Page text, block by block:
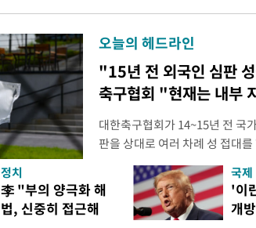
오늘의 헤드라인
"15년 전 외국인 심판
축구협회 "현재는 내부
대한축구협회가 14~15년 전 국
판을 상대로 여러 차례 성 접대
구계에 따르면 국회의 한 의원
년 국제심판 10여 명에게 성 접
축구협회는 외국인 심판과 감독
수십만원에서 많게는 100만원이
정치
李 "부의 양극화 해
법, 신중히 접근해
국제
'이
개